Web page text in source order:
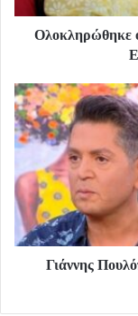
Ολοκληρώθηκε
Γιάννης